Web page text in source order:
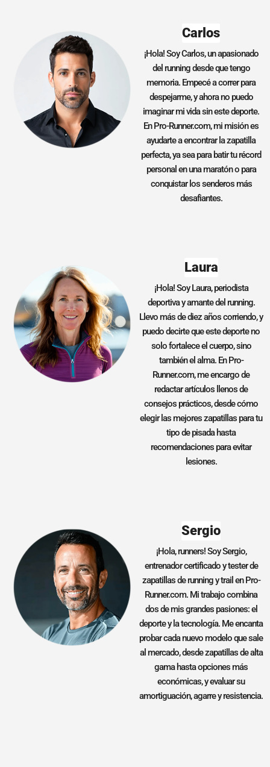
Carlos
¡Hola! Soy Carlos, un apasionado
del running desde que tengo
memoria. Empecé a correr para
despejarme, y ahora no puedo
imaginar mi vida sin este deporte.
En Pro-Runner.com, mi misión es
ayudarte a encontrar la zapatilla
perfecta, ya sea para batir tu récord
personal en una maratón o para
conquistar los senderos más
desafiantes.
Laura
¡Hola! Soy Laura, periodista
deportiva y amante del running.
Llevo más de diez años corriendo, y
puedo decirte que este deporte no
solo fortalece el cuerpo, sino
también el alma. En Pro-
Runner.com, me encargo de
redactar artículos llenos de
consejos prácticos, desde cómo
elegir las mejores zapatillas para tu
tipo de pisada hasta
recomendaciones para evitar
lesiones.
Sergio
¡Hola, runners! Soy Sergio,
entrenador certificado y tester de
zapatillas de running y trail en Pro-
Runner.com. Mi trabajo combina
dos de mis grandes pasiones: el
deporte y la tecnología. Me encanta
probar cada nuevo modelo que sale
al mercado, desde zapatillas de alta
gama hasta opciones más
económicas, y evaluar su
amortiguación, agarre y resistencia.